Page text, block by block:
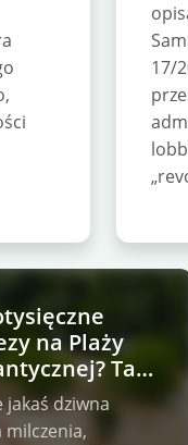
17/
na Plaży
Taki
władze
Wawer!
jakaś dziwna
milczenia,